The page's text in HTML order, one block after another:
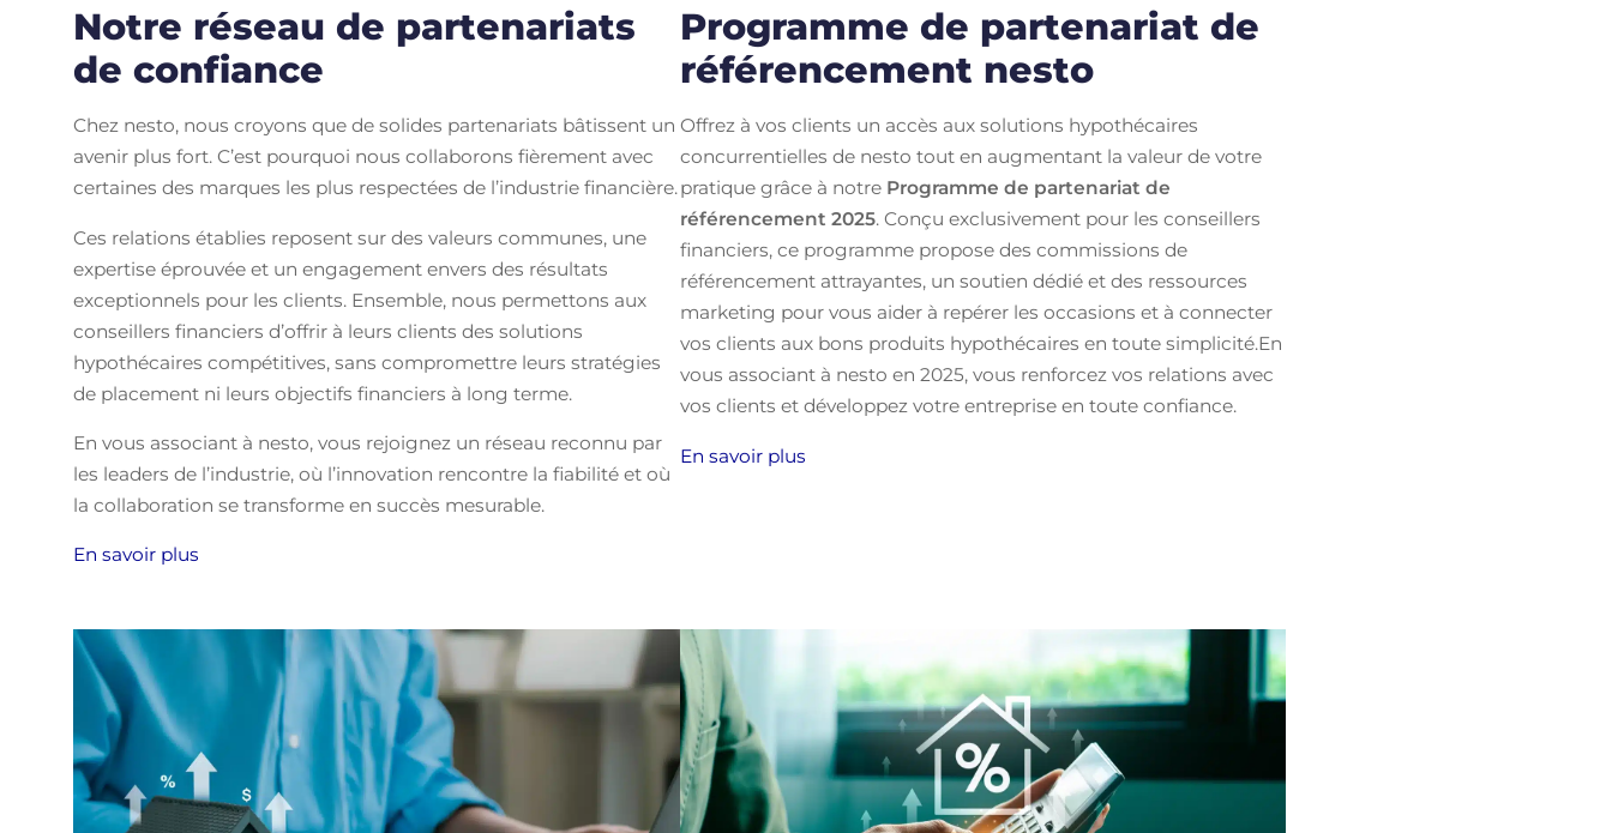
Notre réseau de partenariats
de confiance
Chez nesto, nous croyons que de solides partenariats bâtissent un
avenir plus fort. C’est pourquoi nous collaborons fièrement avec
certaines des marques les plus respectées de l’industrie financière.
Ces relations établies reposent sur des valeurs communes, une
expertise éprouvée et un engagement envers des résultats
exceptionnels pour les clients. Ensemble, nous permettons aux
conseillers financiers d’offrir à leurs clients des solutions
hypothécaires compétitives, sans compromettre leurs stratégies
de placement ni leurs objectifs financiers à long terme.
En vous associant à nesto, vous rejoignez un réseau reconnu par
les leaders de l’industrie, où l’innovation rencontre la fiabilité et où
la collaboration se transforme en succès mesurable.
En savoir plus
Programme de partenariat de
référencement nesto
Offrez à vos clients un accès aux solutions hypothécaires
concurrentielles de nesto tout en augmentant la valeur de votre
pratique grâce à notre Programme de partenariat de
référencement 2025. Conçu exclusivement pour les conseillers
financiers, ce programme propose des commissions de
référencement attrayantes, un soutien dédié et des ressources
marketing pour vous aider à repérer les occasions et à connecter
vos clients aux bons produits hypothécaires en toute simplicité.En
vous associant à nesto en 2025, vous renforcez vos relations avec
vos clients et développez votre entreprise en toute confiance.
En savoir plus